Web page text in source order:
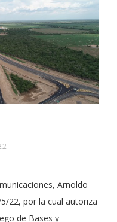
Arnoldo
22, por la cual autoriza
de Bases y